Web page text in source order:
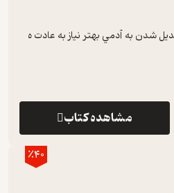
شدن به آدمي بهتر نياز به عادت ه
مشاهده کتاب
٪40